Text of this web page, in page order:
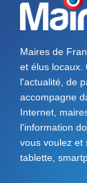
Maires de
et élus locaux.
l'actualité, de
accompagne
Internet,
l'information
vous voulez et
tablette,